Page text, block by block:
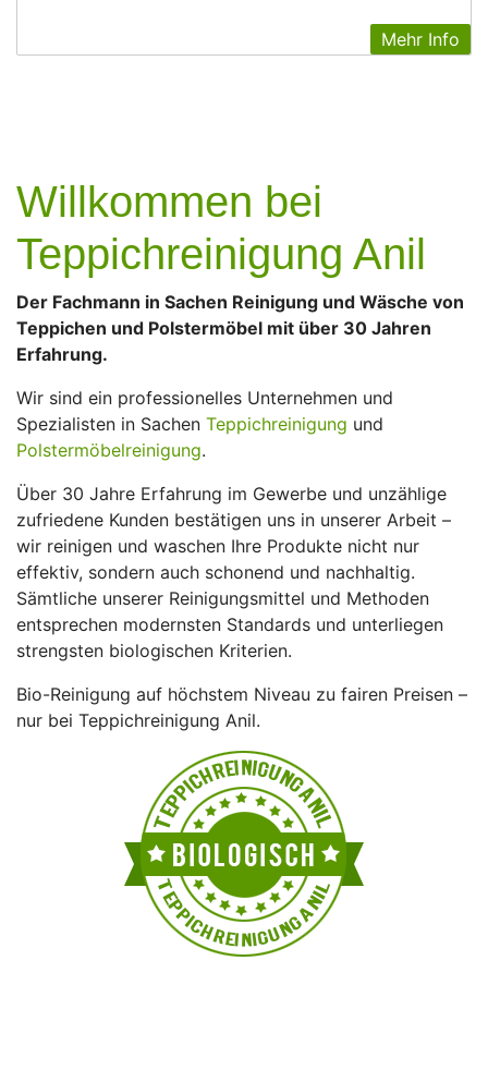
Mehr Info
Willkommen bei
Teppichreinigung Anil
Der Fachmann in Sachen Reinigung und Wäsche von
Teppichen und Polstermöbel mit über 30 Jahren
Erfahrung.
Wir sind ein professionelles Unternehmen und
Spezialisten in Sachen Teppichreinigung und
Polstermöbelreinigung.
Über 30 Jahre Erfahrung im Gewerbe und unzählige
zufriedene Kunden bestätigen uns in unserer Arbeit –
wir reinigen und waschen Ihre Produkte nicht nur
effektiv, sondern auch schonend und nachhaltig.
Sämtliche unserer Reinigungsmittel und Methoden
entsprechen modernsten Standards und unterliegen
strengsten biologischen Kriterien.
Bio-Reinigung auf höchstem Niveau zu fairen Preisen –
nur bei Teppichreinigung Anil.